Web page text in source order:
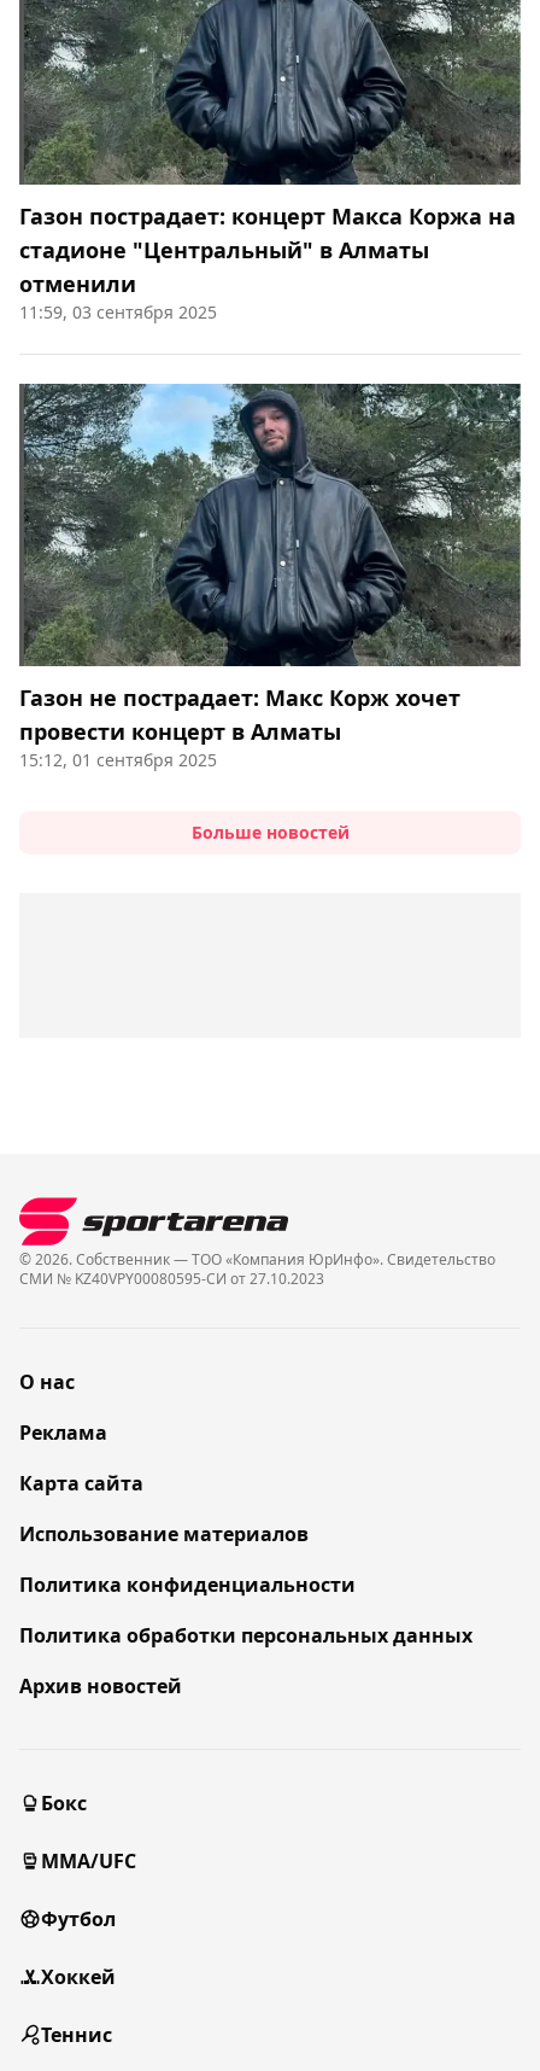
Газон пострадает: концерт Макса Коржа на
стадионе "Центральный" в Алматы
отменили
11:59, 03 сентября 2025
Газон не пострадает: Макс Корж хочет
провести концерт в Алматы
15:12, 01 сентября 2025
Больше новостей
© 2026. Собственник — ТОО «Компания ЮрИнфо». Cвидетельство
СМИ № KZ40VPY00080595-СИ от 27.10.2023
О нас
Реклама
Карта сайта
Использование материалов
Политика конфиденциальности
Политика обработки персональных данных
Архив новостей
Бокс
MMA/UFC
Футбол
Хоккей
Теннис